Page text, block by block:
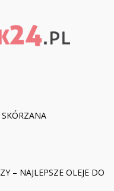
– NAJLEPSZE OLEJE DO